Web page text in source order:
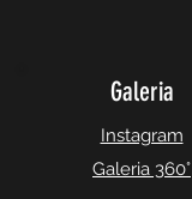
Galeria
Instagram
Galeria 360°